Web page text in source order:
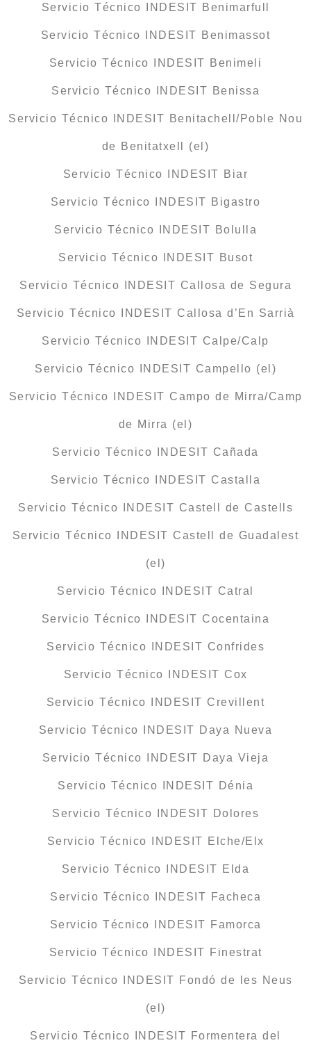
Servicio Técnico INDESIT Benimarfull
Servicio Técnico INDESIT Benimassot
Servicio Técnico INDESIT Benimeli
Servicio Técnico INDESIT Benissa
Servicio Técnico INDESIT Benitachell/Poble Nou
de Benitatxell (el)
Servicio Técnico INDESIT Biar
Servicio Técnico INDESIT Bigastro
Servicio Técnico INDESIT Bolulla
Servicio Técnico INDESIT Busot
Servicio Técnico INDESIT Callosa de Segura
Servicio Técnico INDESIT Callosa d’En Sarrià
Servicio Técnico INDESIT Calpe/Calp
Servicio Técnico INDESIT Campello (el)
Servicio Técnico INDESIT Campo de Mirra/Camp
de Mirra (el)
Servicio Técnico INDESIT Cañada
Servicio Técnico INDESIT Castalla
Servicio Técnico INDESIT Castell de Castells
Servicio Técnico INDESIT Castell de Guadalest
(el)
Servicio Técnico INDESIT Catral
Servicio Técnico INDESIT Cocentaina
Servicio Técnico INDESIT Confrides
Servicio Técnico INDESIT Cox
Servicio Técnico INDESIT Crevillent
Servicio Técnico INDESIT Daya Nueva
Servicio Técnico INDESIT Daya Vieja
Servicio Técnico INDESIT Dénia
Servicio Técnico INDESIT Dolores
Servicio Técnico INDESIT Elche/Elx
Servicio Técnico INDESIT Elda
Servicio Técnico INDESIT Facheca
Servicio Técnico INDESIT Famorca
Servicio Técnico INDESIT Finestrat
Servicio Técnico INDESIT Fondó de les Neus
(el)
Servicio Técnico INDESIT Formentera del